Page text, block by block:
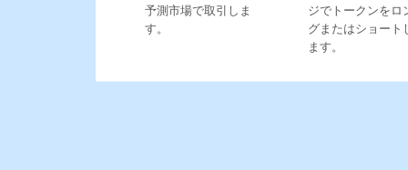
予測市場で取引しま
す。
ジでトークンをロ
グまたはショート
ます。